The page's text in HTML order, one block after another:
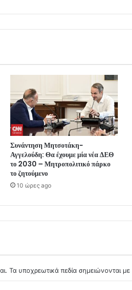
Συνάντηση Μητσοτάκη-
Αγγελούδη: Θα έχουμε μία νέα ΔΕΘ
το 2030 – Μητροπολιτικό πάρκο
το ζητούμενο
10 ώρες ago
Τα υποχρεωτικά πεδία σημειώνονται με